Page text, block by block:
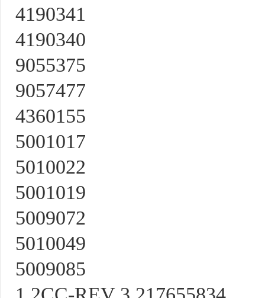
4190341
4190340
9055375
9057477
4360155
5001017
5010022
5001019
5009072
5010049
5009085